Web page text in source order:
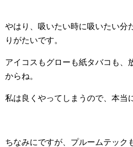
やはり、吸いたい時に吸いたい分
りがたいです。
アイコスもグローも紙タバコも、
からね。
私は良くやってしまうので、本当
ちなみにですが、プルームテック